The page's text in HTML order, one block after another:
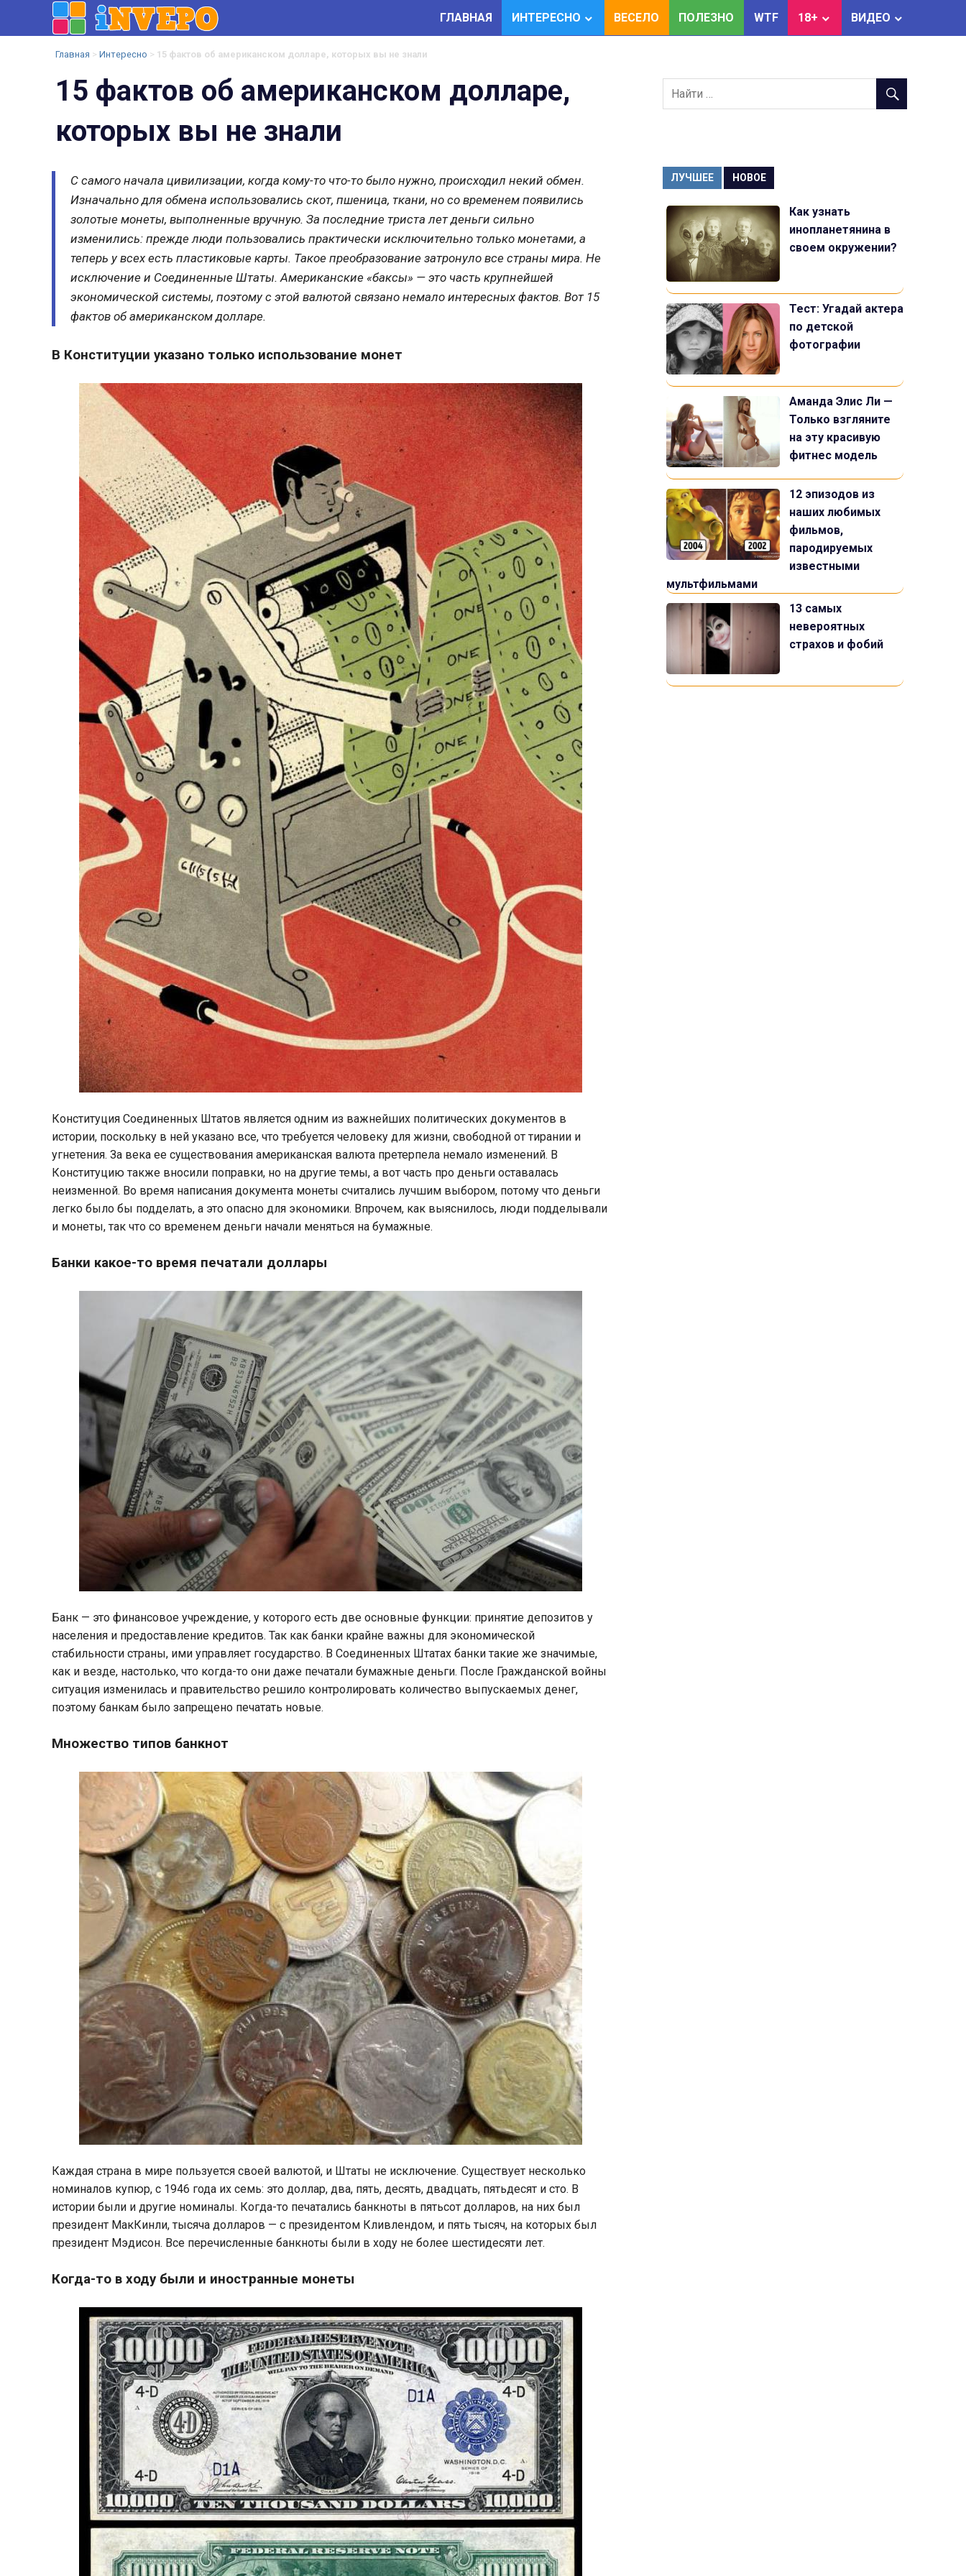
InVePo.Ru
Развлекательный
ГЛАВНАЯ ИНТЕРЕСНО ВЕСЕЛО ПОЛЕЗНО WTF 18+ ВИДЕО
Главная > Интересно > 15 фактов об американском долларе, которых вы не знали
15 фактов об американском долларе,
которых вы не знали
С самого начала цивилизации, когда кому-то что-то было нужно, происходил некий обмен.
Изначально для обмена использовались скот, пшеница, ткани, но со временем появились
золотые монеты, выполненные вручную.­ За последние триста лет деньги сильно
изменились: прежде люди пользовались практически исключительно только монетами, а
теперь у всех есть пластиковые карты. Такое преобразование затронуло все страны мира. Не
исключение и Соединенные Штаты. Американские «баксы» — это часть крупнейшей
экономической системы, поэтому с этой валютой связано немало интересных фактов. Вот 15
фактов об американском долларе.
В Конституции указано только использование монет
Конституция Соединенных Штатов является одним из важнейших политических документов в
истории, поскольку в ней указано все, что требуется человеку для жизни, свободной от тирании и
угнетения. За века ее существования американская валюта претерпела немало изменений. В
Конституцию также вносили поправки, но на другие темы, а вот часть про деньги оставалась
неизменной. Во время написания документа монеты считались лучшим выбором, потому что деньги
легко было бы подделать, а это опасно для экономики. Впрочем, как выяснилось, люди подделывали
и монеты, так что со временем деньги начали меняться на бумажные.
Банки какое-то время печатали доллары
Банк — это финансовое учреждение, у которого есть две основные функции: принятие депозитов у
населения и предоставление кредитов. Так как банки крайне важны для экономической
стабильности страны, ими управляет государство. В Соединенных Штатах банки такие же значимые,
как и везде, настолько, что когда-то они даже печатали бумажные деньги. После Гражданской войны
ситуация изменилась и правительство решило контролировать количество выпускаемых денег,
поэтому банкам было запрещено печатать новые.
Множество типов банкнот
Каждая страна в мире пользуется своей валютой, и Штаты не исключение. Существует несколько
номиналов купюр, с 1946 года их семь: это доллар, два, пять, десять, двадцать, пятьдесят и сто. В
истории были и другие номиналы. Когда-то печатались банкноты в пятьсот долларов, на них был
президент МакКинли, тысяча долларов — с президентом Кливлендом, и пять тысяч, на которых был
президент Мэдисон. Все перечисленные банкноты были в ходу не более шестидесяти лет.
Когда-то в ходу были и иностранные монеты
ЛУЧШЕЕ НОВОЕ
Как узнать
инопланетянина в
своем окружении?
Тест: Угадай актера
по детской
фотографии
Аманда Элис Ли —
Только взгляните
на эту красивую
фитнес модель
12 эпизодов из
наших любимых
фильмов,
пародируемых
известными
мультфильмами
13 самых
невероятных
страхов и фобий